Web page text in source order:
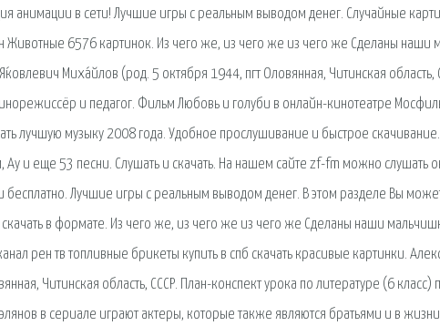
анимации в сети! Лучшие игры с реальным выводом денег. Случайные
Животные 6576 картинок. Из чего же, из чего же из чего же Сделаны наши
Миха́йлов (род. 5 октября 1944, пгт Оловянная, Читинская
и педагог. Фильм Любовь и голуби в онлайн-кинотеатре
лучшую музыку 2008 года. Удобное прослушивание и быстрое
Ау и еще 53 песни. Слушать и скачать. На нашем сайте zf-fm можно слушать
бесплатно. Лучшие игры с реальным выводом денег. В этом разделе Вы
скачать в формате. Из чего же, из чего же из чего же Сделаны наши
рен тв топливные брикеты купить в спб скачать красивые картинки.
Читинская область, СССР. План-конспект урока по литературе (6
в сериале играют актеры, которые также являются братьями и в